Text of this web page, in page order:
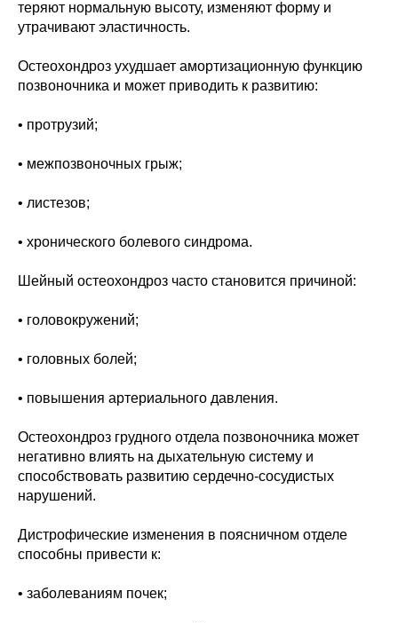
теряют нормальную высоту, изменяют форму и
утрачивают эластичность.
Остеохондроз ухудшает амортизационную функцию
позвоночника и может приводить к развитию:
• протрузий;
• межпозвоночных грыж;
• листезов;
• хронического болевого синдрома.
Шейный остеохондроз часто становится причиной:
• головокружений;
• головных болей;
• повышения артериального давления.
Остеохондроз грудного отдела позвоночника может
негативно влиять на дыхательную систему и
способствовать развитию сердечно-сосудистых
нарушений.
Дистрофические изменения в поясничном отделе
способны привести к:
• заболеваниям почек;